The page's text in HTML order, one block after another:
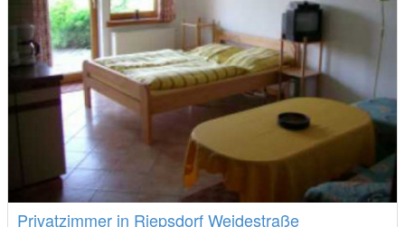
Privatzimmer in Riepsdorf Weidestraße